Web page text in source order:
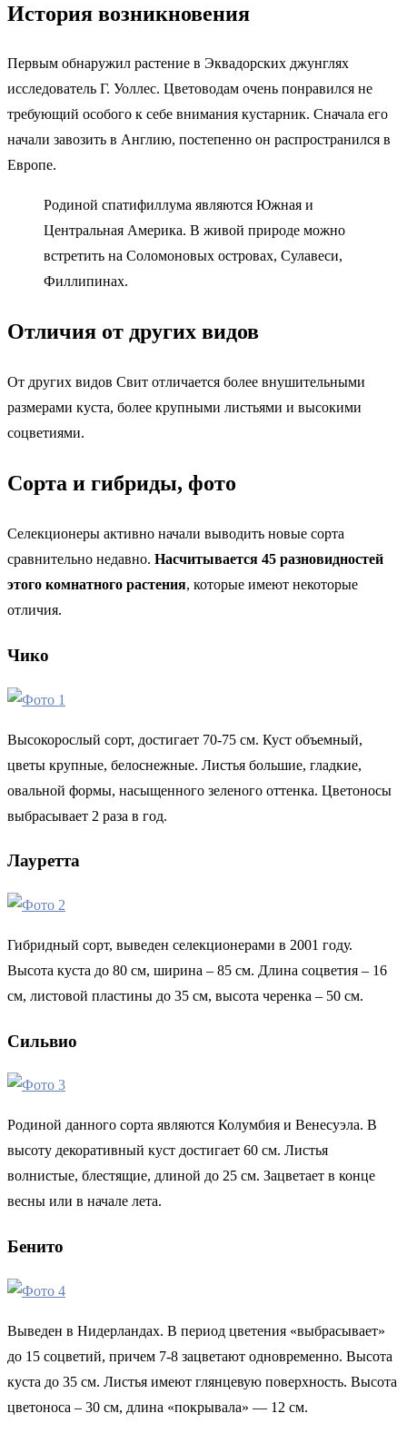
История возникновения
Первым обнаружил растение в Эквадорских джунглях
исследователь Г. Уоллес. Цветоводам очень понравился не
требующий особого к себе внимания кустарник. Сначала его
начали завозить в Англию, постепенно он распространился в
Европе.
Родиной спатифиллума являются Южная и
Центральная Америка. В живой природе можно
встретить на Соломоновых островах, Сулавеси,
Филлипинах.
Отличия от других видов
От других видов Свит отличается более внушительными
размерами куста, более крупными листьями и высокими
соцветиями.
Сорта и гибриды, фото
Селекционеры активно начали выводить новые сорта
сравнительно недавно. Насчитывается 45 разновидностей
этого комнатного растения, которые имеют некоторые
отличия.
Чико
Высокорослый сорт, достигает 70-75 см. Куст объемный,
цветы крупные, белоснежные. Листья большие, гладкие,
овальной формы, насыщенного зеленого оттенка. Цветоносы
выбрасывает 2 раза в год.
Лауретта
Гибридный сорт, выведен селекционерами в 2001 году.
Высота куста до 80 см, ширина – 85 см. Длина соцветия – 16
см, листовой пластины до 35 см, высота черенка – 50 см.
Сильвио
Родиной данного сорта являются Колумбия и Венесуэла. В
высоту декоративный куст достигает 60 см. Листья
волнистые, блестящие, длиной до 25 см. Зацветает в конце
весны или в начале лета.
Бенито
Выведен в Нидерландах. В период цветения «выбрасывает»
до 15 соцветий, причем 7-8 зацветают одновременно. Высота
куста до 35 см. Листья имеют глянцевую поверхность. Высота
цветоноса – 30 см, длина «покрывала» — 12 см.